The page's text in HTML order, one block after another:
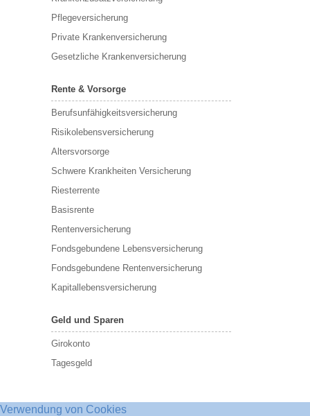
Pflegeversicherung
Private Krankenversicherung
Gesetzliche Krankenversicherung
Rente & Vorsorge
Berufs­unfähigkeitsversicherung
Risikolebensversicherung
Altersvorsorge
Schwere Krankheiten Versicherung
Riesterrente
Basisrente
Rentenversicherung
Fondsgebundene Lebensversicherung
Fondsgebundene Rentenversicherung
Kapitallebensversicherung
Geld und Sparen
Girokonto
Tagesgeld
Verwendung von Cookies